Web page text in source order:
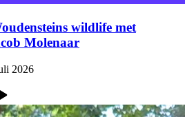
wildlife met
Molenaar
2026